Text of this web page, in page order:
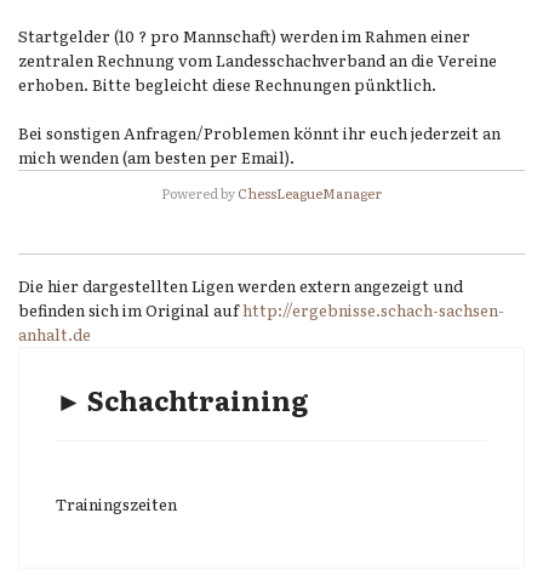
Startgelder (10 ? pro Mannschaft) werden im Rahmen einer
zentralen Rechnung vom Landesschachverband an die Vereine
erhoben. Bitte begleicht diese Rechnungen pünktlich.
Bei sonstigen Anfragen/Problemen könnt ihr euch jederzeit an
mich wenden (am besten per Email).
Powered byChessLeagueManager
Die hier dargestellten Ligen werden extern angezeigt und
befinden sich im Original aufhttp://ergebnisse.schach-sachsen-
anhalt.de
► Schachtraining
Trainingszeiten